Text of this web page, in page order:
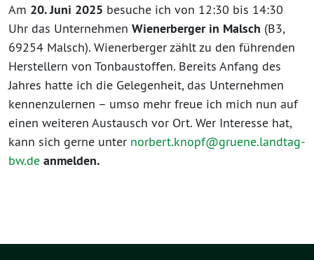
Am 20. Juni 2025 besuche ich von 12:30 bis 14:30
Uhr das Unternehmen Wienerberger in Malsch (B3,
69254 Malsch). Wienerberger zählt zu den führenden
Herstellern von Tonbaustoffen. Bereits Anfang des
Jahres hatte ich die Gelegenheit, das Unternehmen
kennenzulernen – umso mehr freue ich mich nun auf
einen weiteren Austausch vor Ort. Wer Interesse hat,
kann sich gerne unter norbert.knopf@gruene.landtag-
bw.de anmelden.